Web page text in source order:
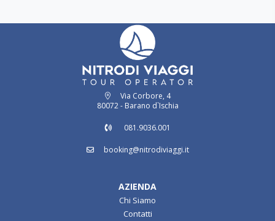
Via Corbore, 4
80072 - Barano d`Ischia
081.9036.001
booking@nitrodiviaggi.it
AZIENDA
Chi Siamo
Contatti